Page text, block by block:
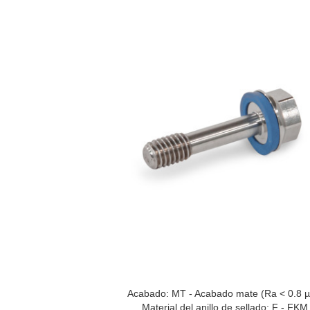
Acabado: MT - Acabado mate (Ra < 0.8
Material del anillo de sellado: F - FKM